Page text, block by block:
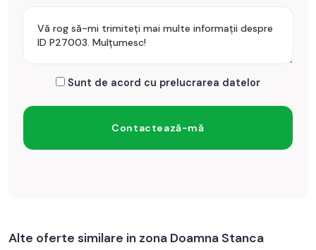
Prețul este de 112.000€. Specificați telefonic codul de oferta
Sunt de acord cu prelucrarea datelor
Alte oferte similare in zona Doamna Stanca